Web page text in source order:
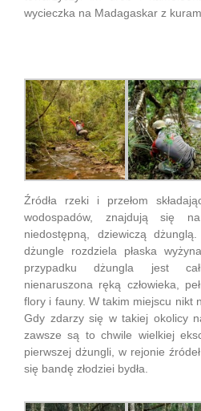
wycieczka na Madagaskar z
Źródła rzeki i przełom
wodospadów, znajdują się
niedostępną, dziewiczą
dżungle rozdziela płaska
przypadku dżungla jest
nienaruszona ręką człowieka,
flory i fauny. W takim miejscu nikt
Gdy zdarzy się w takiej okolicy
zawsze są to chwile wielkiej
pierwszej dżungli, w rejonie
się bandę złodziei bydła.